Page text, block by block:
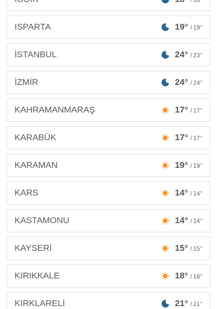
ISPARTA 19° / 19°
İSTANBUL 24° / 23°
İZMİR 24° / 24°
KAHRAMANMARAŞ 17° / 17°
KARABÜK 17° / 17°
KARAMAN 19° / 19°
KARS 14° / 14°
KASTAMONU 14° / 14°
KAYSERİ 15° / 15°
KIRIKKALE 18° / 18°
KIRKLARELİ 21° / 21°